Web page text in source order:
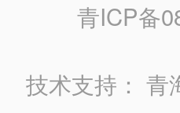
青ICP备
技术支持：青